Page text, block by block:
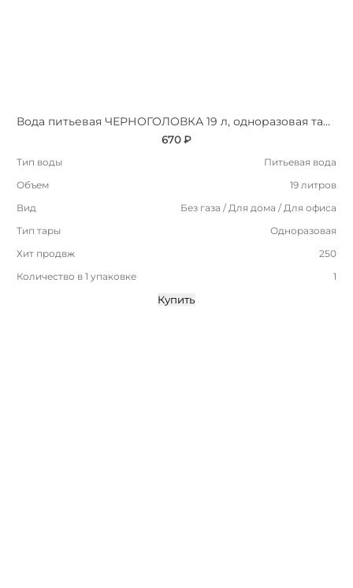
Вода питьевая ЧЕРНОГОЛОВКА 19 л, одноразовая тара
670 ₽
Тип воды
Питьевая вода
Объем
19 литров
Вид
Без газа / Для дома / Для офиса
Тип тары
Одноразовая
Хит продвж
250
Количество в 1 упаковке
1
Купить